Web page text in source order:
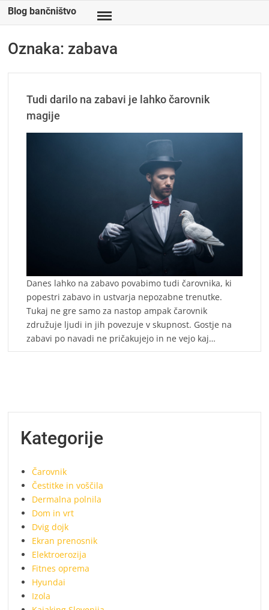
SkipBlog bančništvo
Oznaka: zabava
Tudi darilo na zabavi je lahko čarovnik
magije
Danes lahko na zabavo povabimo tudi čarovnika, ki
popestri zabavo in ustvarja nepozabne trenutke.
Tukaj ne gre samo za nastop ampak čarovnik
združuje ljudi in jih povezuje v skupnost. Gostje na
zabavi po navadi ne pričakujejo in ne vejo kaj…
Kategorije
Čarovnik
Čestitke in voščila
Dermalna polnila
Dom in vrt
Dvig dojk
Ekran prenosnik
Elektroerozija
Fitnes oprema
Hyundai
Izola